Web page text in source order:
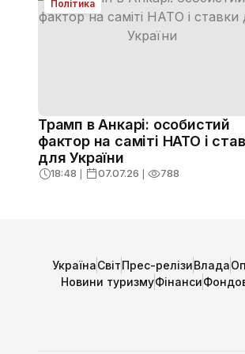
Політика
Трамп в Анкарі: особистий
фактор на саміті НАТО і
для України
18:48 ❘ 07.07.26 ❘ 788
УкраїнаСвітПрес-релізиВлада
Новини туризмуФінанси